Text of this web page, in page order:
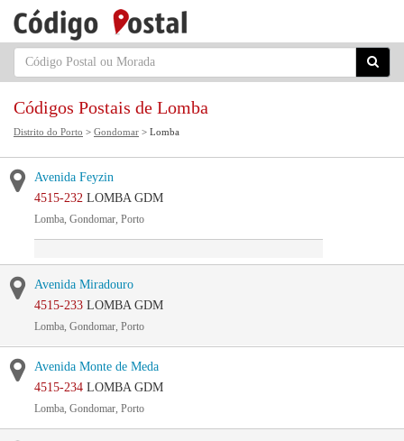
Códigos Postais de Lomba
Distrito do Porto > Gondomar > Lomba
Avenida Feyzin
4515-232 LOMBA GDM
Lomba, Gondomar, Porto
Avenida Miradouro
4515-233 LOMBA GDM
Lomba, Gondomar, Porto
Avenida Monte de Meda
4515-234 LOMBA GDM
Lomba, Gondomar, Porto